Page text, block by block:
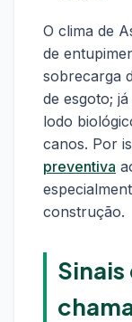
O clima de
de
sobrecarga
de esgoto;
lodo
canos. Por
preventiva
construção.